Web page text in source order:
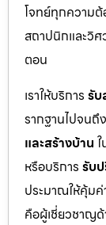
โจทย์ทุกความ
สถาปนิกและวิ
ตอน
เราให้บริการ รับ
รากฐานไปจนถึ
และสร้างบ้าน
หรือบริการ รับ
ประมาณให้คุ้มค่
คือผู้เชี่ยวชาญ